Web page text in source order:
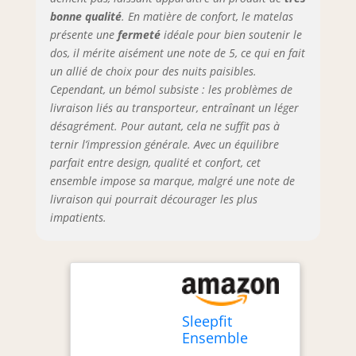
bonne qualité. En matière de confort, le matelas
présente une fermetéidéale pour bien soutenir le
dos, il mérite aisément une note de 5, ce qui en fait
un allié de choix pour des nuits paisibles.
Cependant, un bémol subsiste : les problèmes de
livraison liés au transporteur, entraînant un léger
désagrément. Pour autant, cela ne suffit pas à
ternir l’impression générale. Avec un équilibre
parfait entre design, qualité et confort, cet
ensemble impose sa marque, malgré une note de
livraison qui pourrait décourager les plus
impatients.
Sleepfit
Ensemble